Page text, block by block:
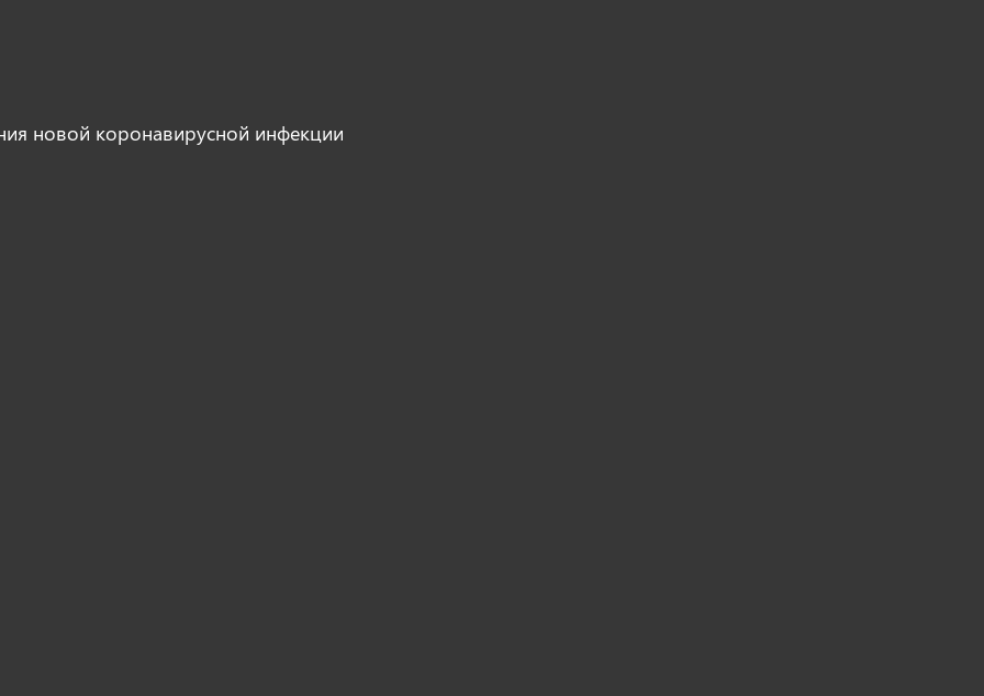
новой коронавирусной инфекции